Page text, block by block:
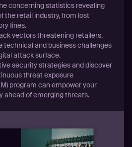
concerning statistics revealing
the retail industry, from lost
fines.
vectors threatening retailers,
technical and business challenges
attack surface.
security strategies and discover
threat exposure
program can empower your
ahead of emerging threats.